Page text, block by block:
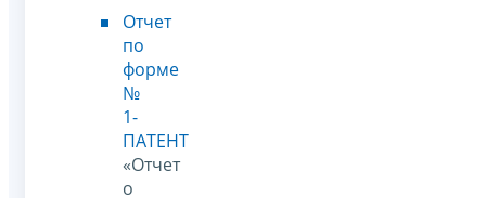
Отчет
по
форме
№
1-
ПАТЕНТ
«Отчет
о